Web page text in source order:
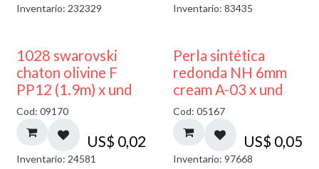
Inventario: 232329 Inventario: 83435
1028 swarovski
chaton olivine F
PP12 (1.9m) x und
Cod: 09170
US$ 0,02
Inventario: 24581
Perla sintética
redonda NH 6mm
cream A-03 x und
Cod: 05167
US$ 0,05
Inventario: 97668